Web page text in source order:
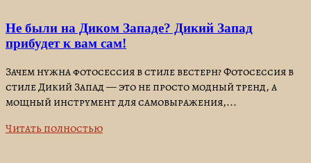
Не были на Диком Западе? Дикий Запад
прибудет к вам сам!
Зачем нужна фотосессия в стиле вестерн? Фотосессия в
стиле Дикий Запад — это не просто модный тренд, а
мощный инструмент для самовыражения,...
Читать полностью